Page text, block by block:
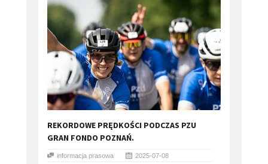
REKORDOWE PRĘDKOŚCI PODCZAS PZU
GRAN FONDO POZNAŃ.
informacja prasowa 2025-07-08